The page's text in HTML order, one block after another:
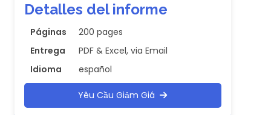
Detalles del informe
Páginas
200 pages
Entrega
PDF & Excel, via Email
Idioma
español
Yêu Cầu Giảm Giá